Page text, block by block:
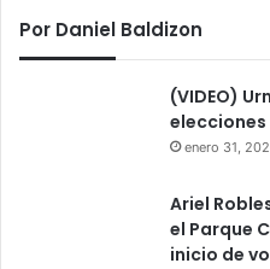
Por Daniel Baldizon
(VIDEO)
enero 31,
Ariel
el Parque
inicio de